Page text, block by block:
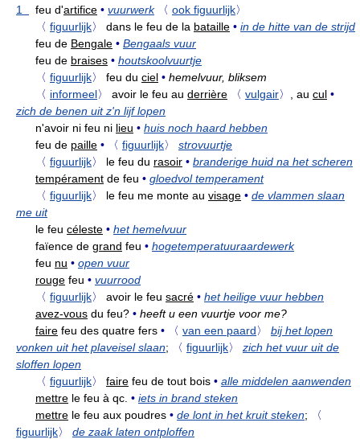
1
feu d'artifice • vuurwerk 〈 ook figuurlijk〉
〈 figuurlijk〉 dans le feu de la bataille • in de hitte van de strijd
feu de Bengale • Bengaals vuur
feu de braises • houtskoolvuurtje
〈 figuurlijk〉 feu du ciel • hemelvuur, bliksem
〈 informeel〉 avoir le feu au derrière 〈 vulgair〉 , au cul •
zich de benen uit z'n lijf lopen
n'avoir ni feu ni lieu • huis noch haard hebben
feu de paille • 〈 figuurlijk〉
strovuurtje
〈 figuurlijk〉 le feu du rasoir • branderige huid na het scheren
tempérament de feu • gloedvol temperament
〈 figuurlijk〉 le feu me monte au visage • de vlammen slaan
me uit
le feu céleste • het hemelvuur
faïence de grand feu • hogetemperatuuraardewerk
feu nu • open vuur
rouge feu • vuurrood
〈 figuurlijk〉 avoir le feu sacré • het heilige vuur hebben
avez-vous du feu? • heeft u een vuurtje voor me?
faire feu des quatre fers • 〈 van een paard〉
bij het lopen
vonken uit het plaveisel slaan; 〈 figuurlijk〉
zich het vuur uit de
sloffen lopen
〈 figuurlijk〉 faire feu de tout bois • alle middelen aanwenden
mettre le feu à qc. • iets in brand steken
mettre le feu aux poudres • de lont in het kruit steken;
〈
figuurlijk〉
de zaak laten ontploffen